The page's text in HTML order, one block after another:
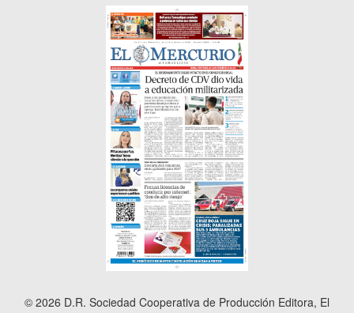
© 2026 D.R. Sociedad Cooperativa de Producción Editora, El